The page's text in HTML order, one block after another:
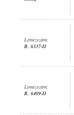
Lemezszám:
B. 6337-II
Lemezszám:
B. 6409-II